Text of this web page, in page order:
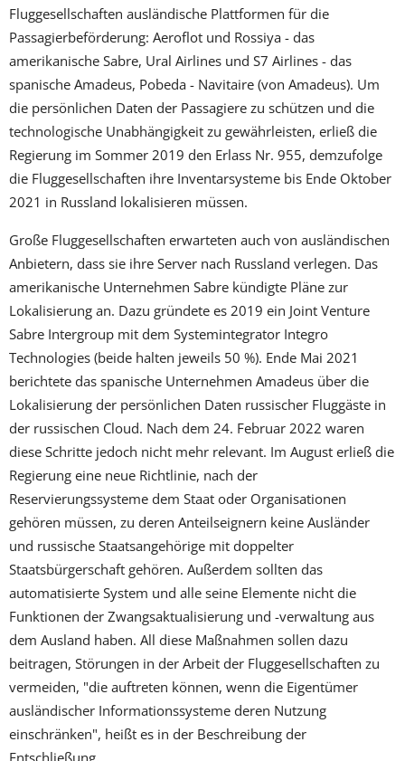
Fluggesellschaften ausländische Plattformen für die
Passagierbeförderung: Aeroflot und Rossiya - das
amerikanische Sabre, Ural Airlines und S7 Airlines - das
spanische Amadeus, Pobeda - Navitaire (von Amadeus). Um
die persönlichen Daten der Passagiere zu schützen und die
technologische Unabhängigkeit zu gewährleisten, erließ die
Regierung im Sommer 2019 den Erlass Nr. 955, demzufolge
die Fluggesellschaften ihre Inventarsysteme bis Ende Oktober
2021 in Russland lokalisieren müssen.
Große Fluggesellschaften erwarteten auch von ausländischen
Anbietern, dass sie ihre Server nach Russland verlegen. Das
amerikanische Unternehmen Sabre kündigte Pläne zur
Lokalisierung an. Dazu gründete es 2019 ein Joint Venture
Sabre Intergroup mit dem Systemintegrator Integro
Technologies (beide halten jeweils 50 %). Ende Mai 2021
berichtete das spanische Unternehmen Amadeus über die
Lokalisierung der persönlichen Daten russischer Fluggäste in
der russischen Cloud. Nach dem 24. Februar 2022 waren
diese Schritte jedoch nicht mehr relevant. Im August erließ die
Regierung eine neue Richtlinie, nach der
Reservierungssysteme dem Staat oder Organisationen
gehören müssen, zu deren Anteilseignern keine Ausländer
und russische Staatsangehörige mit doppelter
Staatsbürgerschaft gehören. Außerdem sollten das
automatisierte System und alle seine Elemente nicht die
Funktionen der Zwangsaktualisierung und -verwaltung aus
dem Ausland haben. All diese Maßnahmen sollen dazu
beitragen, Störungen in der Arbeit der Fluggesellschaften zu
vermeiden, "die auftreten können, wenn die Eigentümer
ausländischer Informationssysteme deren Nutzung
einschränken", heißt es in der Beschreibung der
Entschließung.